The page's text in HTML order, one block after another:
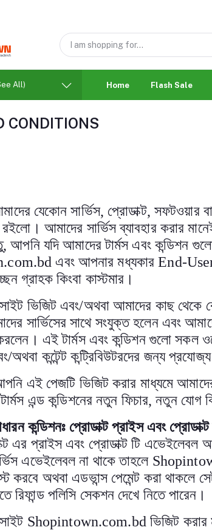
All) Home Flash Sale
CONDITIONS
যেকোন সার্ভিস, প্রোডাক্ট, সফটওয়ার
আমাদের সার্ভিস ব্যাবহার করার
,আপনি যদি আমাদের টার্মস এবং কন্ডিশন
এবং আপনার মধ্যকারEnd-
গ্রাহক কিংবা কাস্টমার ।
ভিজিট এবং/অথবা আমাদের কাছ
সার্ভিসের সাথে সংযুক্ত হলেন এবং
এই টার্মস এবং কন্ডিশন গুলো সকল
অথবা কন্টেন্ট কন্ট্রিবিউটরদের জন্য প্রযোজ্য
এই পেজটি ভিজিট করার মাধ্যমে
এন্ড কন্ডিশনের নতুন ফিচার,নতুন যোগ
কন্ডিশনঃ প্রোডাক্ট প্রাইস এবং
এর প্রাইস এবং প্রোডাক্ট টি এভেইলেবল
এভেইলেবল না থাকে তাহলে
করবে অথবা এডভান্স পেমেন্ট করা থাকলে
রিফান্ড পলিসি সেকশন দেখে নিতে পারেন ।
Shopintown.com.bdভিজিট করার